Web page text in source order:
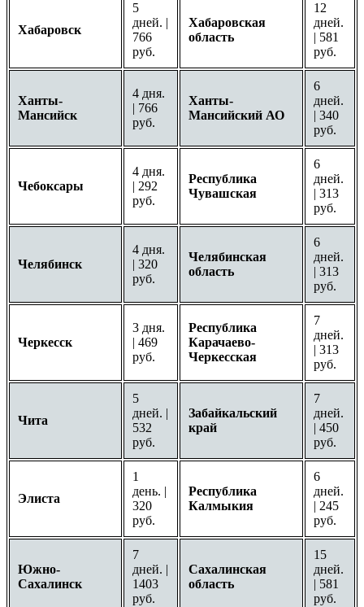
Хабаровск
5
дней. |
766
руб.
Хабаровская
область
12
дней.
| 581
руб.
Ханты-
Мансийск
4 дня.
| 766
руб.
Ханты-
Мансийский АО
6
дней.
| 340
руб.
Чебоксары
4 дня.
| 292
руб.
Республика
Чувашская
6
дней.
| 313
руб.
Челябинск
4 дня.
| 320
руб.
Челябинская
область
6
дней.
| 313
руб.
Черкесск
3 дня.
| 469
руб.
Республика
Карачаево-
Черкесская
7
дней.
| 313
руб.
Чита
5
дней. |
532
руб.
Забайкальский
край
7
дней.
| 450
руб.
Элиста
1
день. |
320
руб.
Республика
Калмыкия
6
дней.
| 245
руб.
Южно-
Сахалинск
7
дней. |
1403
руб.
Сахалинская
область
15
дней.
| 581
руб.